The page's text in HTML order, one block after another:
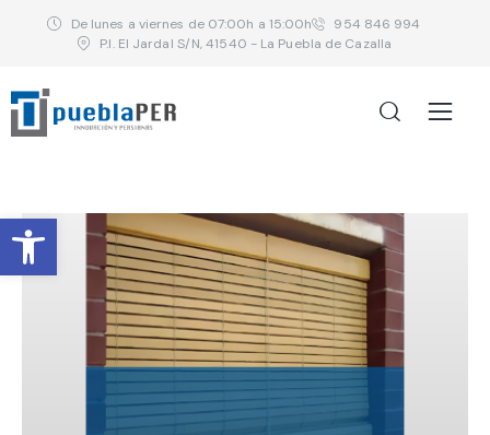
Abrir barra de herramientas
De lunes a viernes de 07:00h a 15:00h
954 846 994
P.I. El Jardal S/N, 41540 - La Puebla de Cazalla